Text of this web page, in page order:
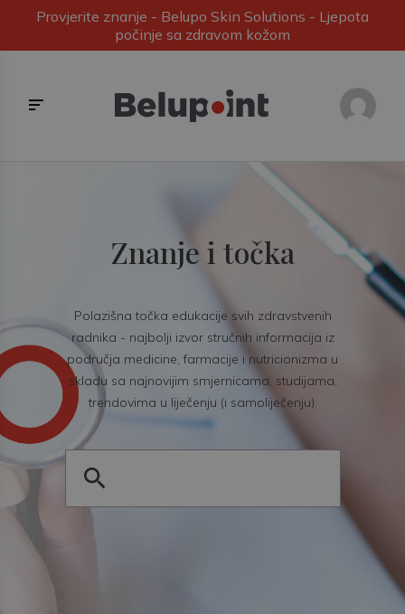
Provjerite znanje - Belupo Skin Solutions - Ljepota
počinje sa zdravom kožom
Znanje i točka
Polazišna točka edukacije svih zdravstvenih
radnika - najbolji izvor stručnih informacija iz
područja medicine, farmacije i nutricionizma u
skladu sa najnovijim smjernicama, studijama,
trendovima u liječenju (i samoliječenju).